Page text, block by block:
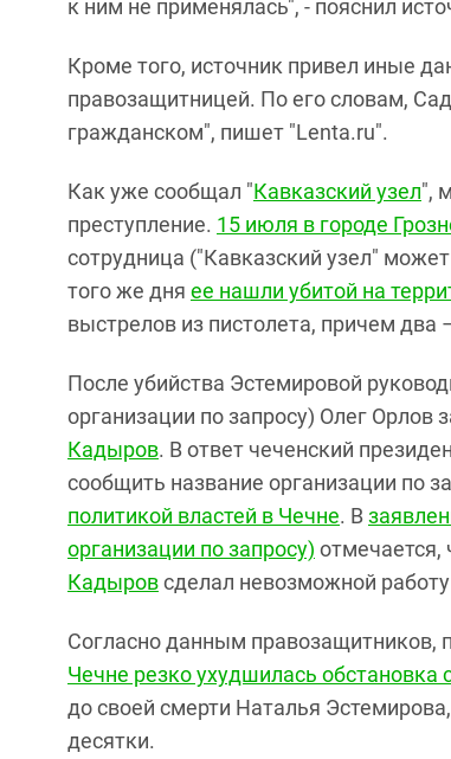
к ним не применялась", - пояснил
Кроме того, источник привел иные
правозащитницей. По его словам,
гражданском", пишет "Lenta.ru".
Как уже сообщал "Кавказский узел",
преступление. 15 июля в городе
сотрудница ("Кавказский узел"
того же дня ее нашли убитой на
выстрелов из пистолета, причем два
После убийства Эстемировой
организации по запросу) Олег Орлов
Кадыров. В ответ чеченский
сообщить название организации по
политикой властей в Чечне. В
организации по запросу) отмечается,
Кадыровсделал невозможной
Согласно данным правозащитников,
Чечне резко ухудшилась обстановка
до своей смерти Наталья
десятки.